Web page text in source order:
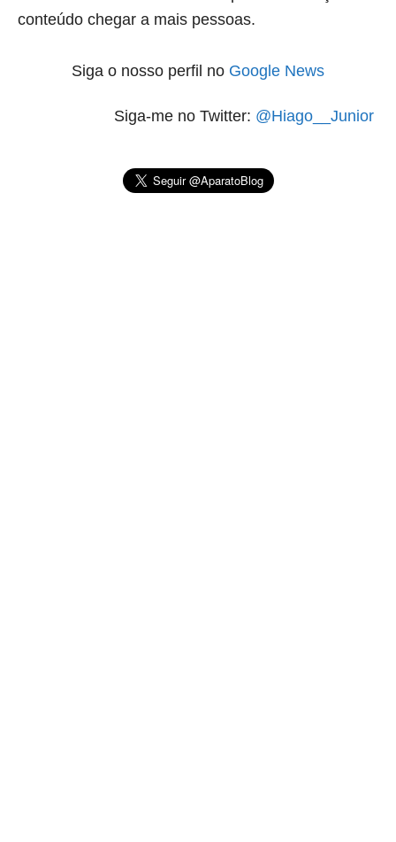
conteúdo chegar a mais pessoas.
Siga o nosso perfil no Google News
Siga-me no Twitter: @Hiago__Junior